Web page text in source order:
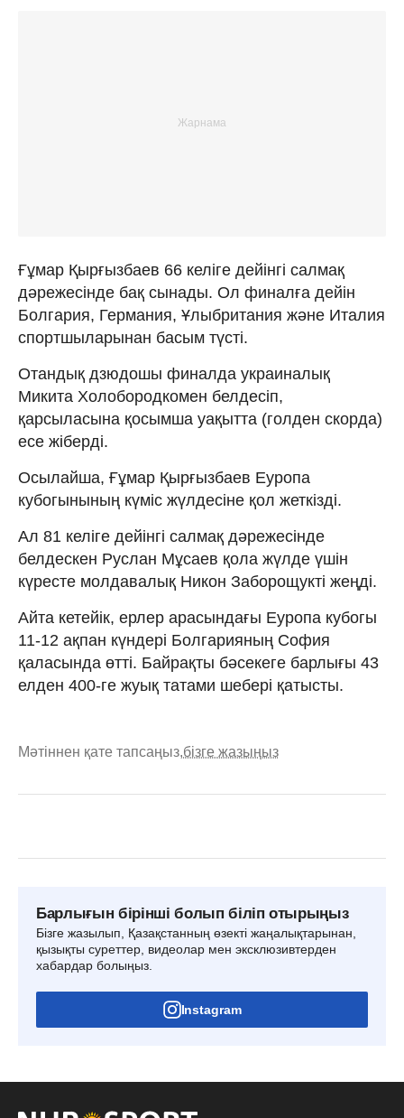
Ғұмар Қырғызбаев 66 келіге дейінгі салмақ
дәрежесінде бақ сынады. Ол финалға дейін
Болгария, Германия, Ұлыбритания және Италия
спортшыларынан басым түсті.
Отандық дзюдошы финалда украиналық
Микита Холобородкомен белдесіп,
қарсыласына қосымша уақытта (голден скорда)
есе жіберді.
Осылайша, Ғұмар Қырғызбаев Еуропа
кубогынының күміс жүлдесіне қол жеткізді.
Ал 81 келіге дейінгі салмақ дәрежесінде
белдескен Руслан Мұсаев қола жүлде үшін
күресте молдавалық Никон Заборощукті жеңді.
Айта кетейік, ерлер арасындағы Еуропа кубогы
11-12 ақпан күндері Болгарияның София
қаласында өтті. Байрақты бәсекеге барлығы 43
елден 400-ге жуық татами шебері қатысты.
Мәтіннен қате тапсаңыз,бізге жазыңыз
Барлығын бірінші болып біліп отырыңыз
Бізге жазылып, Қазақстанның өзекті жаңалықтарынан,
қызықты суреттер, видеолар мен эксклюзивтерден
хабардар болыңыз.
Instagram